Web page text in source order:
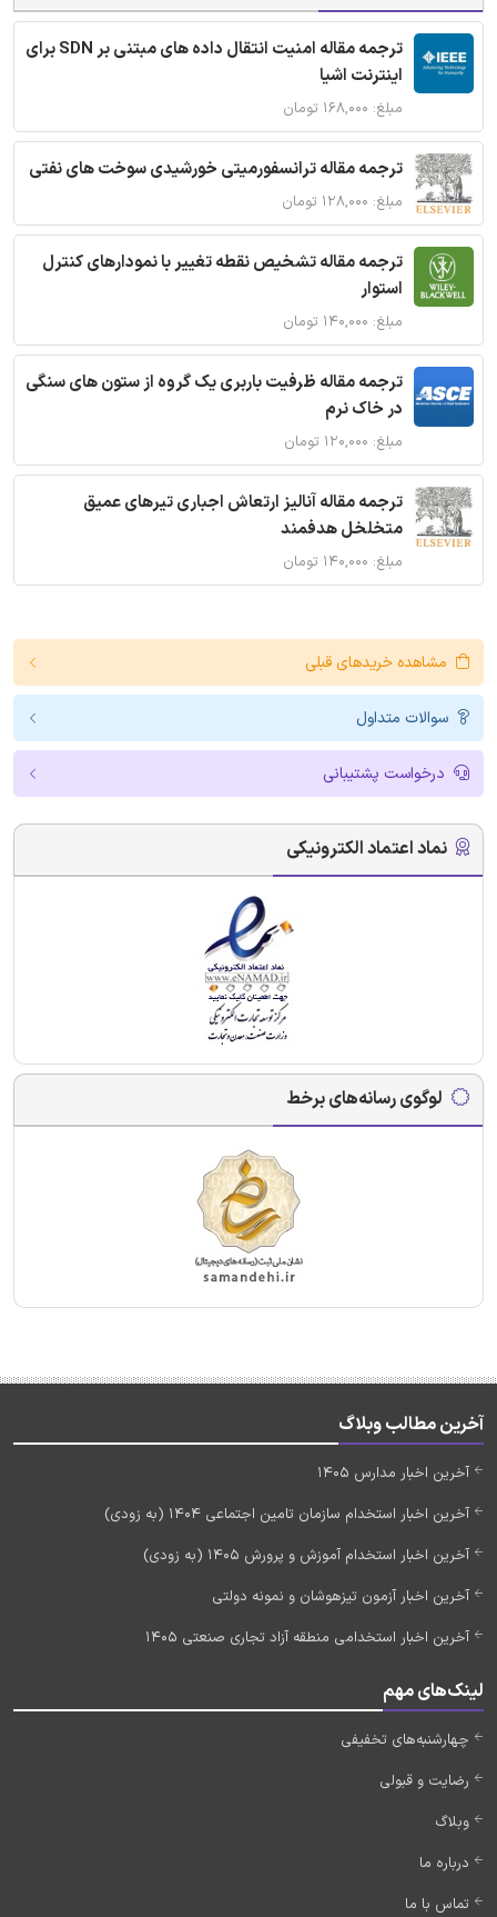
ترجمه مقاله امنیت انتقال داده های مبتنی بر SDN برای
اینترنت اشیا
مبلغ: ۱۶۸,۰۰۰ تومان
ترجمه مقاله ترانسفورمیتی خورشیدی سوخت های نفتی
مبلغ: ۱۲۸,۰۰۰ تومان
ترجمه مقاله تشخیص نقطه تغییر با نمودارهای کنترل
استوار
مبلغ: ۱۴۰,۰۰۰ تومان
ترجمه مقاله ظرفیت باربری یک گروه از ستون های سنگی
در خاک نرم
مبلغ: ۱۲۰,۰۰۰ تومان
ترجمه مقاله آنالیز ارتعاش اجباری تیرهای عمیق
متخلخل هدفمند
مبلغ: ۱۴۰,۰۰۰ تومان
مشاهده خریدهای قبلی
سوالات متداول
درخواست پشتیبانی
نماد اعتماد الکترونیکی
لوگوی رسانه‌های برخط
آخرین مطالب وبلاگ
آخرین اخبار مدارس 1405
آخرین اخبار استخدام سازمان تامین اجتماعی 1404 (به زودی)
آخرین اخبار استخدام آموزش و پرورش 1405 (به زودی)
آخرین اخبار آزمون تیزهوشان و نمونه دولتی
آخرین اخبار استخدامی منطقه آزاد تجاری صنعتی 1405
لینک‌های مهم
چهارشنبه‌های تخفیفی
رضایت و قبولی
وبلاگ
درباره ما
تماس با ما